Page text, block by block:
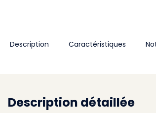
Description Caractéristiques
Description détaillée